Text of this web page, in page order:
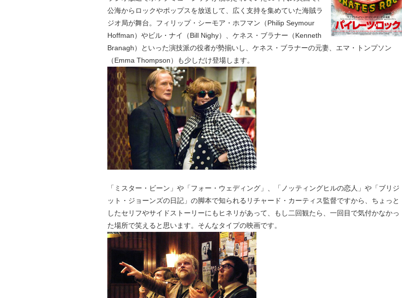
公海からロックやポップスを放送して、広く支持を集めていた海賊ラ
ジオ局が舞台。フィリップ・シーモア・ホフマン（Philip Seymour
Hoffman）やビル・ナイ（Bill Nighy）、ケネス・ブラナー（Kenneth
Branagh）といった演技派の役者が勢揃いし、ケネス・ブラナーの元妻、エマ・トンプソン
（Emma Thompson）も少しだけ登場します。
「ミスター・ビーン」や「フォー・ウェディング」、「ノッティングヒルの恋人」や「ブリジ
ット・ジョーンズの日記」の脚本で知られるリチャード・カーティス監督ですから、ちょっと
したセリフやサイドストーリーにもヒネリがあって、もし二回観たら、一回目で気付かなかっ
た場所で笑えると思います。そんなタイプの映画です。